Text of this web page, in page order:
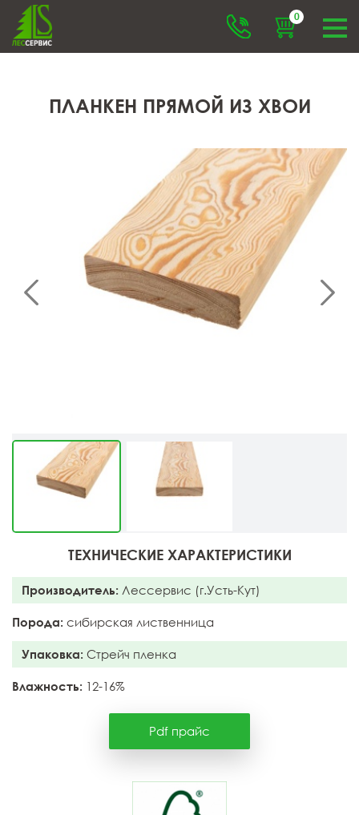
0
ПЛАНКЕН ПРЯМОЙ ИЗ ХВОИ
ТЕХНИЧЕСКИЕ ХАРАКТЕРИСТИКИ
Производитель: Лессервис (г.Усть-Кут)
Порода: сибирская лиственница
Упаковка: Стрейч пленка
Влажность: 12-16%
Pdf прайс